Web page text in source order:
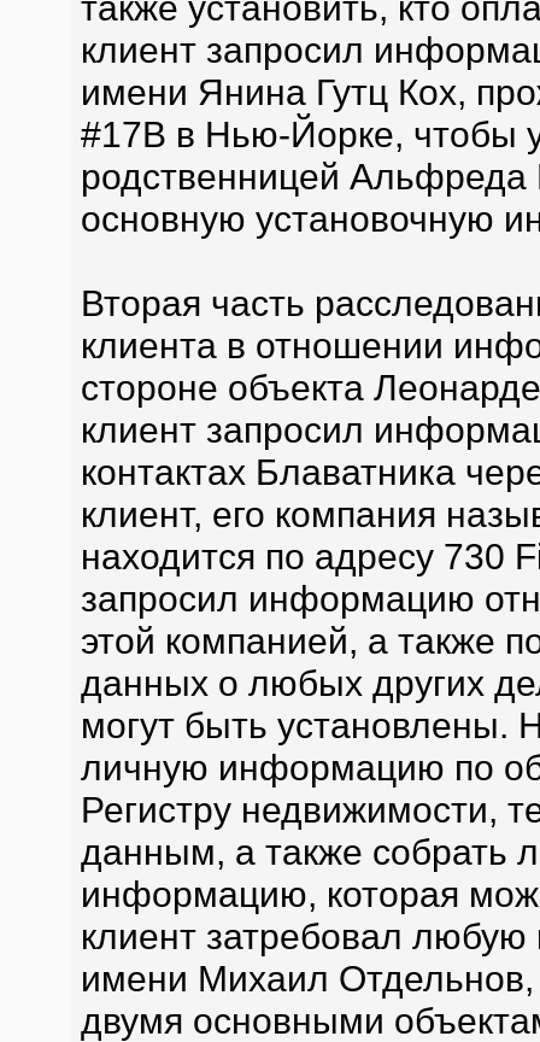
клиент запросил
имени Янина Гутц Кох,
#17B в Нью-Йорке, чтобы
родственницей Альфреда
основную установочную
Вторая часть
клиента в отношении
стороне объекта
клиент запросил
контактах Блаватника
клиент, его компания
находится по адресу 730
запросил информацию
этой компанией, а также
данных о любых других
могут быть установлены.
личную информацию по
Регистру недвижимости,
данным, а также собрать
информацию, которая
клиент затребовал
имени Михаил
двумя основными